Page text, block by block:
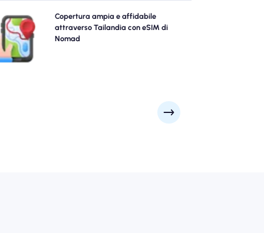
Copertura ampia e affidabile
attraverso Tailandia con eSIM di
Nomad
Tailandia con fiducia usando Tailandia eSIM di
offrendo una copertura 4G/5G affidabile dalle
principali città come Bangkok, Phuket, Chiang Mai a
panoramici remoti. Resta connesso, non importa